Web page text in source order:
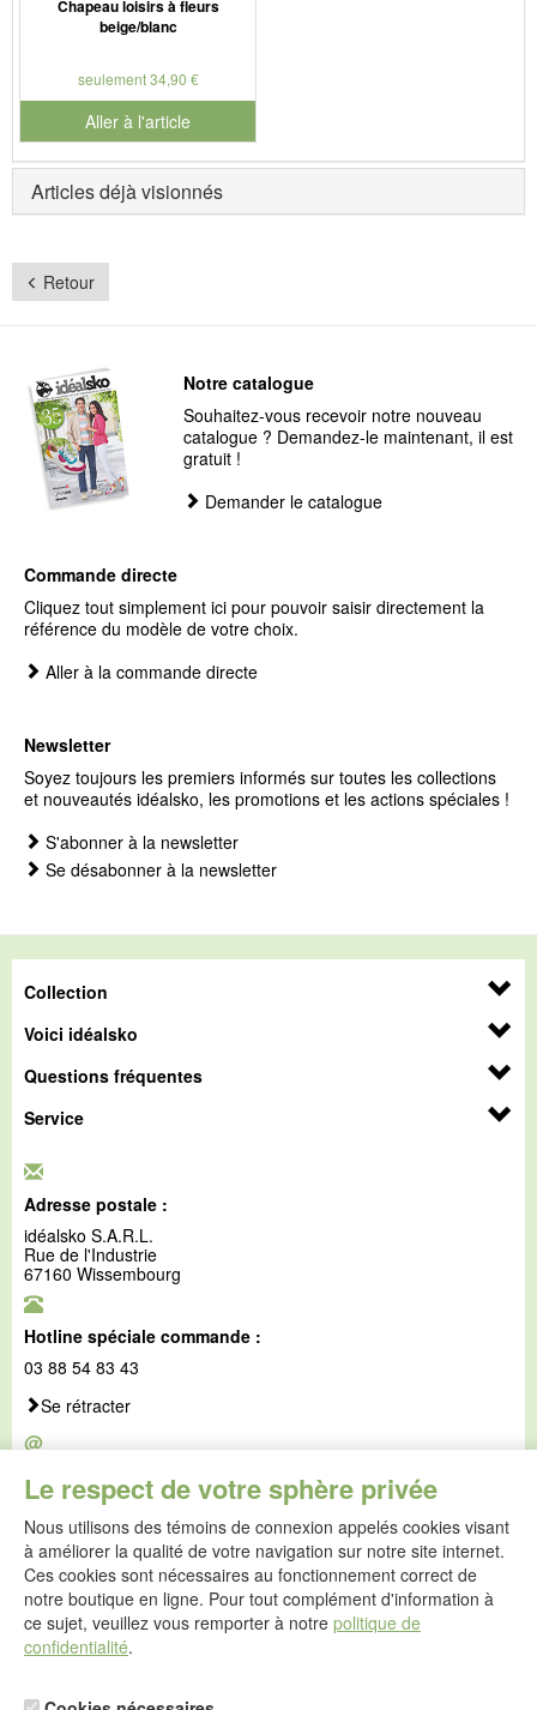
Chapeau loisirs à fleurs
beige/blanc
seulement 34,90 €
Aller à l'article
Articles déjà visionnés
Retour
Le respect de votre sphère privée
Nous utilisons des témoins de connexion appelés cookies visant
à améliorer la qualité de votre navigation sur notre site internet.
Ces cookies sont nécessaires au fonctionnement correct de
notre boutique en ligne. Pour tout complément d'information à
ce sujet, veuillez vous remporter à notre politique de
confidentialité.
Notre catalogue
Souhaitez-vous recevoir notre nouveau
catalogue ? Demandez-le maintenant, il est
gratuit !
Demander le catalogue
Commande directe
Cliquez tout simplement ici pour pouvoir saisir directement la
référence du modèle de votre choix.
Aller à la commande directe
Newsletter
Soyez toujours les premiers informés sur toutes les collections
et nouveautés idéalsko, les promotions et les actions spéciales !
S'abonner à la newsletter
Se désabonner à la newsletter
Collection
Voici idéalsko
Questions fréquentes
Service
Adresse postale :
idéalsko S.A.R.L.
Rue de l'Industrie
67160 Wissembourg
Hotline spéciale commande :
03 88 54 83 43
Se rétracter
@
service@idealsko.fr
@
Formulaire de contact
Aller au formulaire de contact